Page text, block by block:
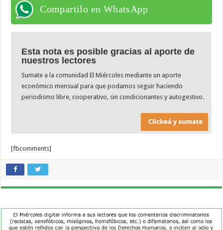
Compartilo en WhatsApp
Esta nota es posible gracias al aporte de
nuestros lectores
Sumate a la comunidad El Miércoles mediante un aporte
económico mensual para que podamos seguir haciendo
periodismo libre, cooperativo, sin condicionantes y autogestivo.
[fbcomments]